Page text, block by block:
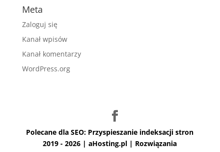
Meta
Zaloguj się
Kanał wpisów
Kanał komentarzy
WordPress.org
Polecane dla SEO: Przyspieszanie indeksacji stron
2019 - 2026 | aHosting.pl | Rozwiązania